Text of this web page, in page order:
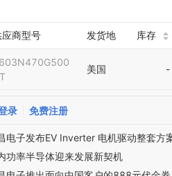
应商型号 发货地 库存
美国 -
录 免费注册
电子发布EV Inverter 电机驱动整套方
功率半导体迎来发展新契机